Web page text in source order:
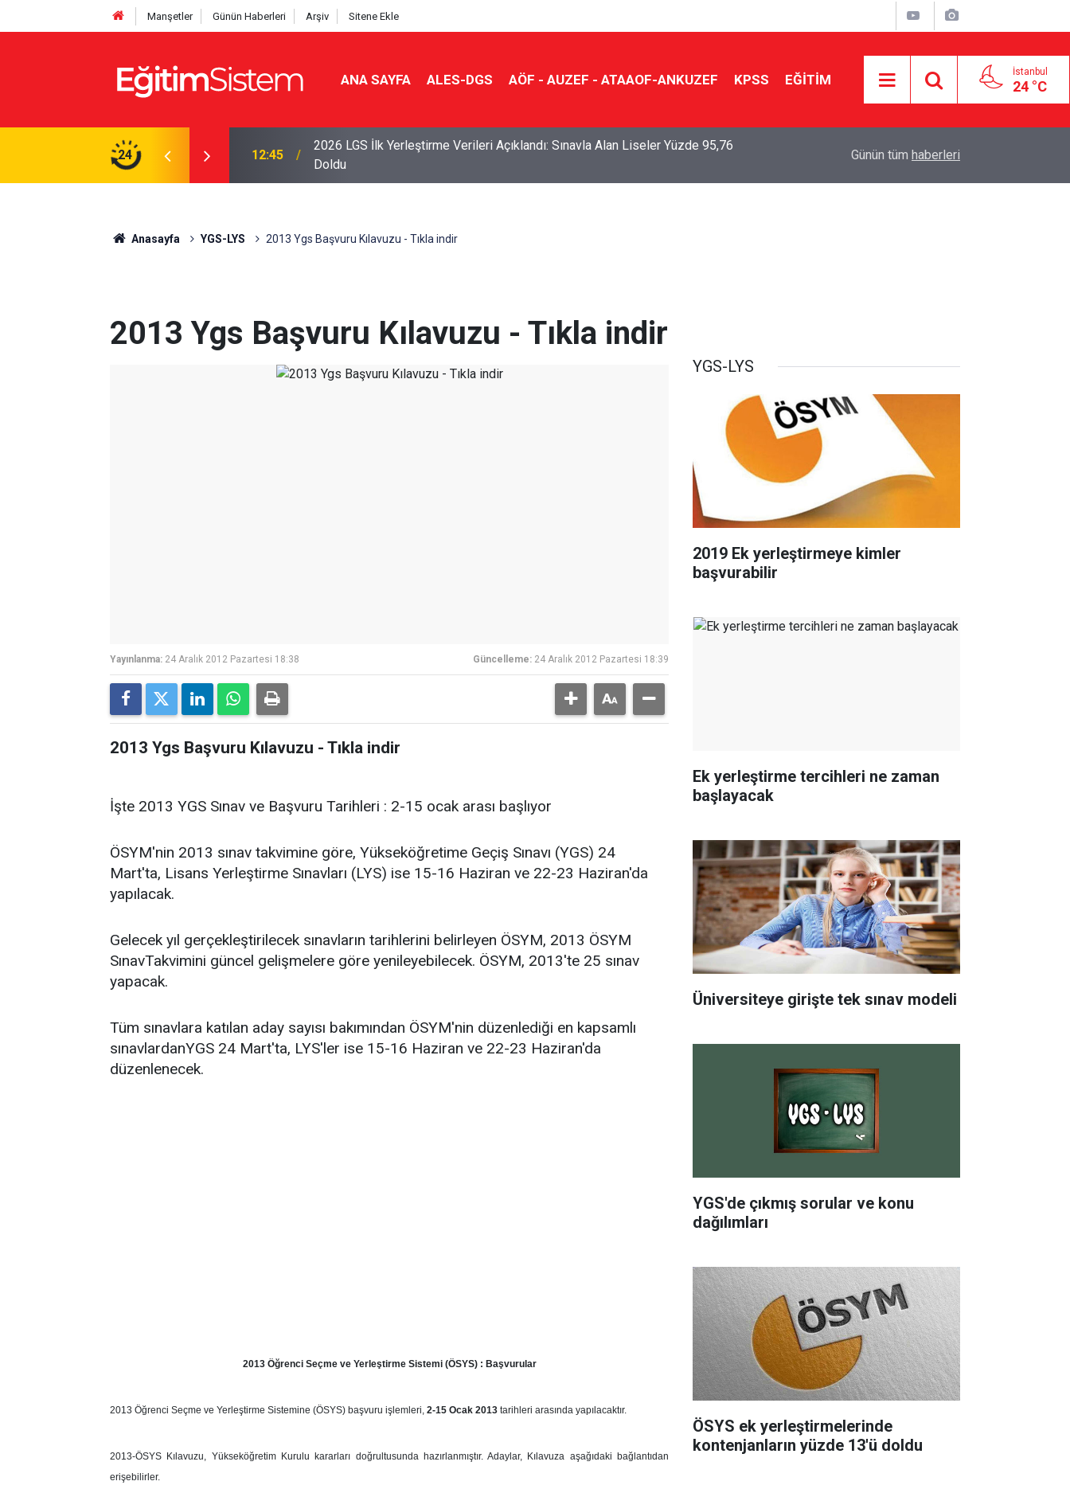
Manşetler Günün Haberleri Arşiv Sitene Ekle
ANA SAYFA ALES-DGS AÖF - AUZEF - ATAAOF-ANKUZEF KPSS EĞİTİM İstanbul
24 °C
24
Belli Oldu: İki Program 500 Puanla
12:45
2026 LGS İlk Yerleştirme Verileri Açıklandı: Sınavla Alan Liseler Yüzde 95,76
Doldu
Tercihine Yerleşti
Günün tüm haberleri
Anasayfa YGS-LYS 2013 Ygs Başvuru Kılavuzu - Tıkla indir
2013 Ygs Başvuru Kılavuzu - Tıkla indir
Yayınlanma: 24 Aralık 2012 Pazartesi 18:38 Güncelleme: 24 Aralık 2012 Pazartesi 18:39
2013 Ygs Başvuru Kılavuzu - Tıkla indir
İşte 2013 YGS Sınav ve Başvuru Tarihleri : 2-15 ocak arası başlıyor
ÖSYM'nin 2013 sınav takvimine göre, Yükseköğretime Geçiş Sınavı (YGS) 24
Mart'ta, Lisans Yerleştirme Sınavları (LYS) ise 15-16 Haziran ve 22-23 Haziran'da
yapılacak.
Gelecek yıl gerçekleştirilecek sınavların tarihlerini belirleyen ÖSYM, 2013 ÖSYM
SınavTakvimini güncel gelişmelere göre yenileyebilecek. ÖSYM, 2013′te 25 sınav
yapacak.
Tüm sınavlara katılan aday sayısı bakımından ÖSYM'nin düzenlediği en kapsamlı
sınavlardanYGS 24 Mart'ta, LYS'ler ise 15-16 Haziran ve 22-23 Haziran'da
düzenlenecek.
2013 Öğrenci Seçme ve Yerleştirme Sistemi (ÖSYS) : Başvurular
2013 Öğrenci Seçme ve Yerleştirme Sistemine (ÖSYS) başvuru işlemleri, 2-15 Ocak 2013 tarihleri arasında yapılacaktır.
2013-ÖSYS Kılavuzu, Yükseköğretim Kurulu kararları doğrultusunda hazırlanmıştır. Adaylar, Kılavuza aşağıdaki bağlantıdan
erişebilirler.
YGS-LYS
2019 Ek yerleştirmeye kimler
başvurabilir
Ek yerleştirme tercihleri ne zaman
başlayacak
Üniversiteye girişte tek sınav modeli
YGS'de çıkmış sorular ve konu
dağılımları
ÖSYS ek yerleştirmelerinde
kontenjanların yüzde 13'ü doldu